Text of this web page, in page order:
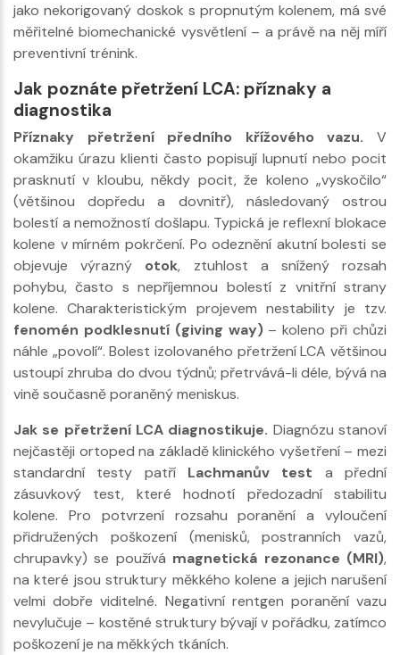
jako nekorigovaný doskok s propnutým kolenem, má své
měřitelné biomechanické vysvětlení – a právě na něj míří
preventivní trénink.
Jak poznáte přetržení LCA: příznaky a
diagnostika
Příznaky přetržení předního křížového vazu. V
okamžiku úrazu klienti často popisují lupnutí nebo pocit
prasknutí v kloubu, někdy pocit, že koleno „vyskočilo“
(většinou dopředu a dovnitř), následovaný ostrou
bolestí a nemožností došlapu. Typická je reflexní blokace
kolene v mírném pokrčení. Po odeznění akutní bolesti se
objevuje výrazný otok, ztuhlost a snížený rozsah
pohybu, často s nepříjemnou bolestí z vnitřní strany
kolene. Charakteristickým projevem nestability je tzv.
fenomén podklesnutí (giving way)– koleno při chůzi
náhle „povolí“. Bolest izolovaného přetržení LCA většinou
ustoupí zhruba do dvou týdnů; přetrvává-li déle, bývá na
vině současně poraněný meniskus.
Jak se přetržení LCA diagnostikuje. Diagnózu stanoví
nejčastěji ortoped na základě klinického vyšetření – mezi
standardní testy patří Lachmanův test a přední
zásuvkový test, které hodnotí předozadní stabilitu
kolene. Pro potvrzení rozsahu poranění a vyloučení
přidružených poškození (menisků, postranních vazů,
chrupavky) se používá magnetická rezonance (MRI),
na které jsou struktury měkkého kolene a jejich narušení
velmi dobře viditelné. Negativní rentgen poranění vazu
nevylučuje – kostěné struktury bývají v pořádku, zatímco
poškození je na měkkých tkáních.